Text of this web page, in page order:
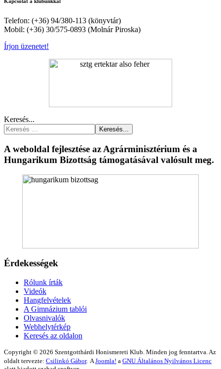
Telefon: (+36) 94/380-113 (könyvtár)
Mobil: (+36) 30/575-0893 (Molnár Piroska)
Írjon üzenetet!
Keresés...
Keresés...
A weboldal fejlesztése az Agrárminisztérium és a
Hungarikum Bizottság támogatásával valósult meg.
Érdekességek
Rólunk írták
Videók
Hangfelvételek
A Gimnázium tablói
Olvasnivalók
Webhelytérkép
Keresés az oldalon
Copyright © 2026 Szentgotthárdi Honismereti Klub. Minden jog fenntartva. Az
oldalt tervezte: Csilinkó Gábor. A Joomla! a GNU Általános Nyilvános Licenc